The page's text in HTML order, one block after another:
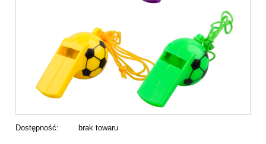
Dostępność: brak towaru